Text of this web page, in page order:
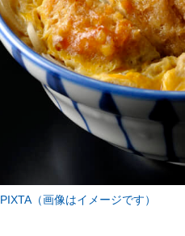
PIXTA（画像はイメージです）